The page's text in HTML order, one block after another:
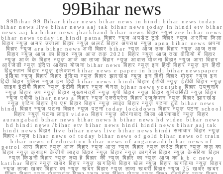
99Bihar news
99Bihar 99 Bihar bihar news bihar news in hindi bihar news today
bihar news live bihar news aaj tak bihar news today in hindi etv bihar
news aaj ka bihar news jharkhand bihar news बिहार न्यूस zee bihar news
bihar news today in hindi patna बिहार न्यूज़ अपडेट टुडे बिहार न्यूज़ अररिया जिला
बिहार न्यूज़ अमर उजाला बिहार न्यूज़ अलर्ट बिहार अपराध न्यूज़ apna bihar news अपना
बिहार न्यूज़ ara bihar news अभी बिहार bihar न्यूज़ आज तक बिहार न्यूज़ आज तक
बिहार न्यूज़ आज का बिहार न्यूज़ आज तक 2021 बिहार न्यूज़ आज तक वीडियो में बिहार
न्यूज़ आज के बिहार न्यूज़ आज का ताजा बिहार न्यूज़ आवास योजना बिहार न्यूज़ आरा बिहार
आरजेडी न्यूज़ इंदिरा आवास योजना bihar news बिहार न्यूज़ इन हिंदी बिहार न्यूज़ इन हिंदी
हिंदुस्तान बिहार न्यूज़ इलेक्शन bihar news e paper in hindi bihar newspaper
इंडिया न्यूज़ बिहार बिहार इंडिया न्यूज़ बिहार झारखंड न्यूज़ इन हिंदी बिहार मौसम न्यूज़ इन
हिंदी बिहार पुलिस न्यूज़ इन हिंदी bihar news i hindi बिहार ईटीवी न्यूज़ ईटीवी बिहार न्यूज़
लाइव ईटीवी बिहार न्यूज़ ईटीवी बिहार न्यूज़ चैनल bihar news youtube बिहार उपचुनाव
न्यूज़ बिहार उप न्यूज़ बिहार मुख्यमंत्री न्यूज़ यूपी बिहार न्यूज़ बिहार यूनिवर्सिटी न्यूज़ बिहार
न्यूज़ एबीपी bihar news a बिहार न्यूज़ एक्सप्रेस बिहार एजुकेशन न्यूज़ बिहार झारखंड
न्यूज़ एटिन बिहार ऐप एम बिहार बिहार न्यूज़ लाइव बिहार न्यूज़ पटना टुडे bihar news
hindi बिहार न्यूज़ पटना बिहार न्यूज़ पटना today lockdown बिहार न्यूज़ पटना school
बिहार न्यूज़ पटना लाइव video बिहार न्यूज़ औरंगाबाद जिला औरंगाबाद न्यूज़ बिहार
aurangabad bihar news bihar news h bihar news hd video bihar news
hd hindi news /bihar etv bihar news hindi hindi news bihar aaj tak
hindi news बिहार live bihar news live bihar news hindi समाचार बिहार न्यूज़
बिहार+न्यूज़ bihar news of today bihar news of gold bihar news of train
bihar news of education bihar news of anganwadi bihar news of
petrol आरा बिहार न्यूज़ आज बिहार न्यूज़ आरा न्यूज़ बिहार न्यूज़ करंट बिहार न्यूज़ कल का
बिहार न्यूज़ क्राइम केजीपी लाइव बिहार न्यूज़ बिहार न्यूज़ कांग्रेस बिहार न्यूज़ केसरिया बिहार
न्यूज़ किडनी बिहार न्यूज़ क्या है बिहार की न्यूज़ बिहार का न्यूज़ आज का k b c news
katihar बिहार न्यूज़ खबर बिहार न्यूज़ खगड़िया बिहार खेल न्यूज़ बिहार खगड़िया न्यूज़ बिहार
न्यूज़ ताजा खबर बिहार का न्यूज़ खबर बिहार न्यूज़ ताजा खबरी बिहार न्यूज़ 25 खबर खबर